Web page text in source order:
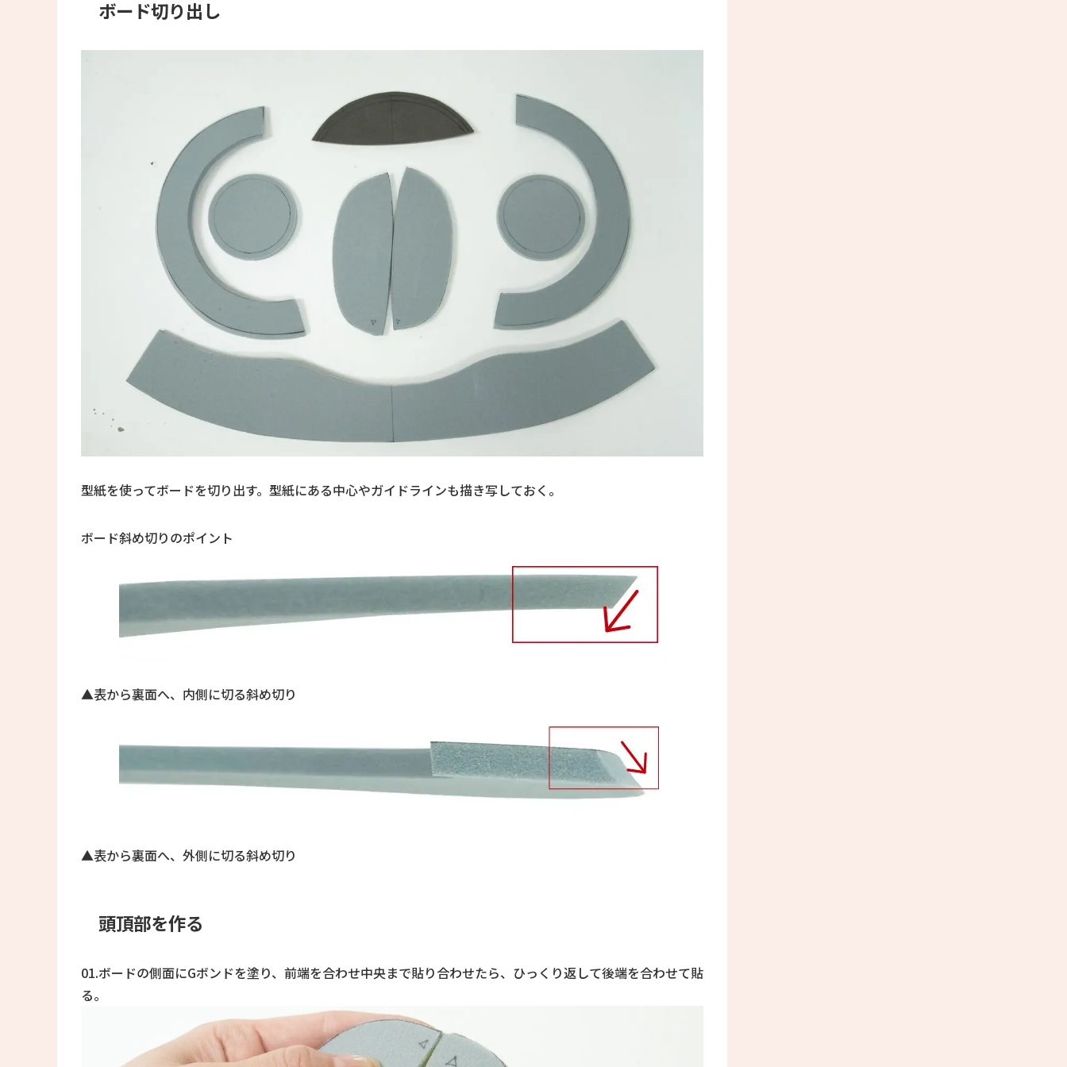
ボード切り出し
型紙を使ってボードを切り出す。型紙にある中心やガイドラインも描き写しておく。
ボード斜め切りのポイント
▲表から裏面へ、内側に切る斜め切り
▲表から裏面へ、外側に切る斜め切り
頭頂部を作る
01.ボードの側面にGボンドを塗り、前端を合わせ中央まで貼り合わせたら、ひっくり返して後端を合わせて貼
る。